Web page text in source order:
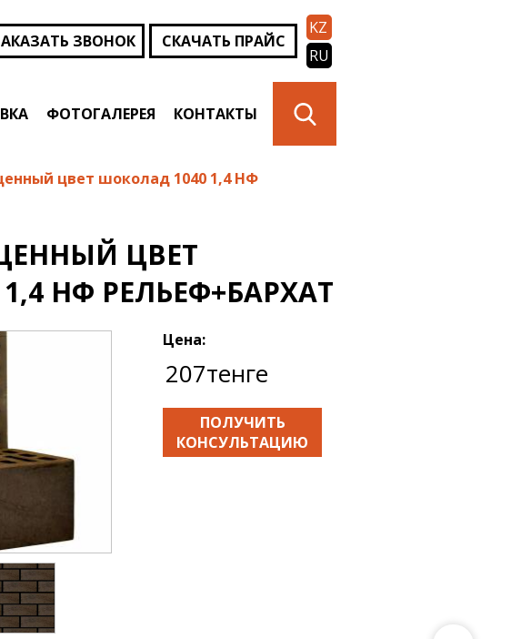
ЗВОНОК СКАЧАТЬ ПРАЙС
KZ
RU
ФОТОГАЛЕРЕЯ КОНТАКТЫ
цвет шоколад 1040 1,4 НФ
ЦВЕТ
НФ РЕЛЬЕФ+БАРХАТ
Цена:
207тенге
ПОЛУЧИТЬ
КОНСУЛЬТАЦИЮ